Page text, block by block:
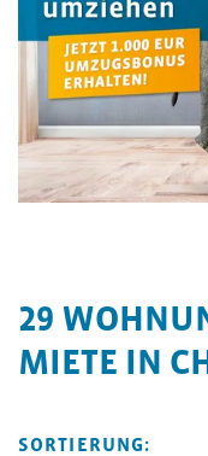
29
MIETE IN
SORTIERUNG: